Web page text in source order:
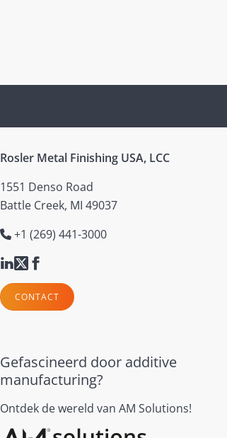
Rosler Metal Finishing USA, LCC
1551 Denso Road
Battle Creek, MI 49037
+1 (269) 441-3000
CONTACT
Gefascineerd door additive
manufacturing?
Ontdek de wereld van AM Solutions!